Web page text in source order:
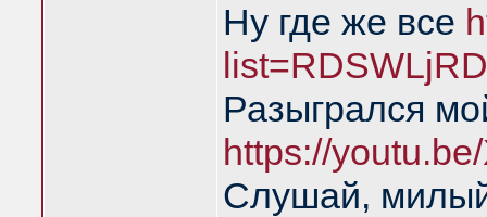
Ну где же все
Разыгрался
https://
Слушай,